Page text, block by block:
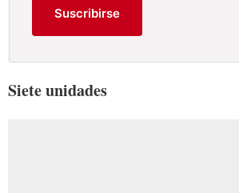
Suscribirse
Siete unidades